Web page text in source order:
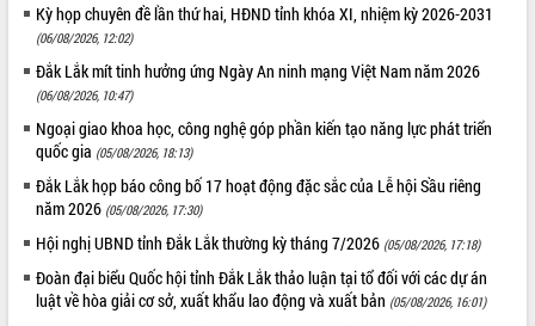
Định vị cà phê Việt Nam như một “di
sản sống” trong dòng chảy toàn cầu
Xây dựng nông thôn mới: Nâng cao đời
sống người dân từ những mô hình thiết
thực
Quyết liệt tháo gỡ vướng mắc, đẩy
nhanh tiến độ các dự án trọng điểm
trong Khu kinh tế Nam Phú Yên
Hòn Yến phát triển du lịch gắn với bảo
tồn biển
Lấy ý kiến điều chỉnh Quy hoạch tỉnh
Đắk Lắk thời kỳ 2021-2030, tầm nhìn
Kỳ họp chuyên đề lần thứ hai, HĐND tỉnh khóa XI, nhiệm kỳ 2026-2031
(06/08/2026, 12:02)
Đắk Lắk mít tinh hưởng ứng Ngày An ninh mạng Việt Nam năm 2026
(06/08/2026, 10:47)
Ngoại giao khoa học, công nghệ góp phần kiến tạo năng lực phát triển
quốc gia (05/08/2026, 18:13)
Đắk Lắk họp báo công bố 17 hoạt động đặc sắc của Lễ hội Sầu riêng
năm 2026 (05/08/2026, 17:30)
Hội nghị UBND tỉnh Đắk Lắk thường kỳ tháng 7/2026 (05/08/2026, 17:18)
Đoàn đại biểu Quốc hội tỉnh Đắk Lắk thảo luận tại tổ đối với các dự án
luật về hòa giải cơ sở, xuất khẩu lao động và xuất bản (05/08/2026, 16:01)